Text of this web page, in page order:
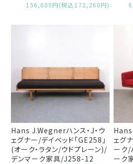
156,600円(税込172,260円)
Hans J.Wegnerハンス・J・ウ
ェグナー/デイベッド「GE258」
(オーク・ラタン/ウドプレーン)/
デンマーク家具/J258-12
Hans
ェグ
ーク/
ーク